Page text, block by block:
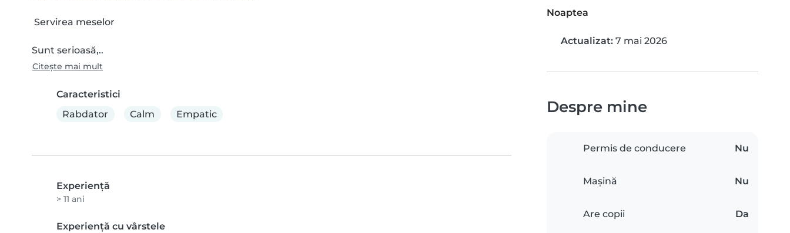
Sunt serioasă,..
Citește mai mult
Caracteristici
Rabdator
Calm Empatic
Experienţă
> 11 ani
Experiență cu vârstele
Noaptea
Actualizat: 7 mai 2026
Despre mine
Permis de conducere Nu
Mașină Nu
Are copii Da